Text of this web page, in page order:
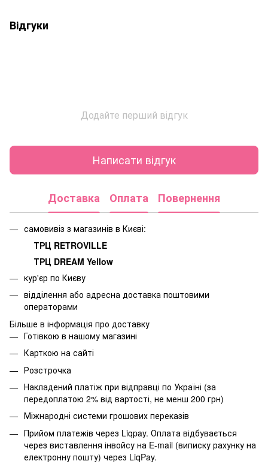
Відгуки
Додайте перший відгук
Написати відгук
Доставка Оплата Повернення
самовивіз з магазинів в Києві:
ТРЦ RETROVILLE
ТРЦ DREAM Yellow
кур'єр по Києву
відділення або адресна доставка поштовими
операторами
Більше в інформація про доставку
Готівкою в нашому магазині
Карткою на сайті
Розстрочка
Накладений платіж при відправці по Україні (за
передоплатою 2% від вартості, не менш 200 грн)
Міжнародні системи грошових переказів
Прийом платежів через Liqpay. Оплата відбувається
через виставлення інвойсу на E-mail (виписку рахунку на
електронну пошту) через LiqPay.